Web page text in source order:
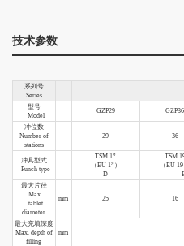
技术参数
系列号
Series
型号
Model
GZP29 GZP36
冲位数
Number of
stations
29 36
冲具型式
Punch type
TSM 1”
（EU 1”）
D
TSM
（EU 19
最大片径
Max.
tablet
diameter
mm 25 16
最大充填深度
Max. depth of
filling
mm